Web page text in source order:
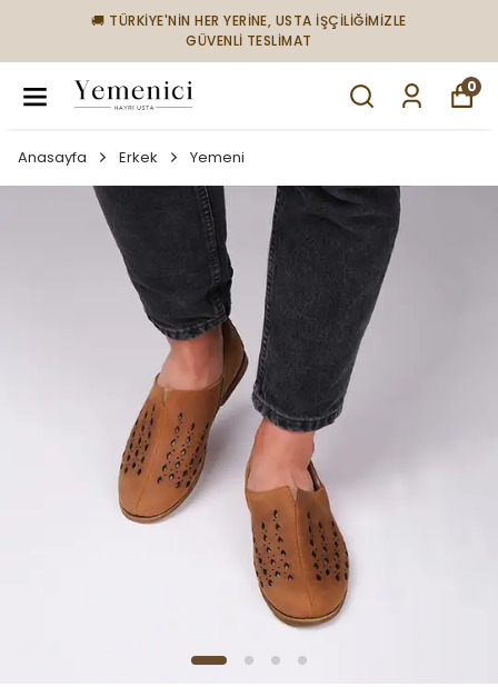
🚚 TÜRKİYE'NİN HER YERİNE, USTA İŞÇİLİĞİMİZLE
GÜVENLİ TESLİMAT
0
Anasayfa Erkek Yemeni